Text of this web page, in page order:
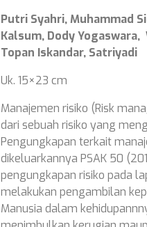
Putri Syahri, Muhammad
Kalsum, Dody
Topan Iskandar, Satriyadi
Uk. 15×23 cm
Manajemen risiko (Risk
dari sebuah risiko yang
Pengungkapan terkait
dikeluarkannya PSAK 50
pengungkapan risiko pada
melakukan pengambilan
Manusia dalam